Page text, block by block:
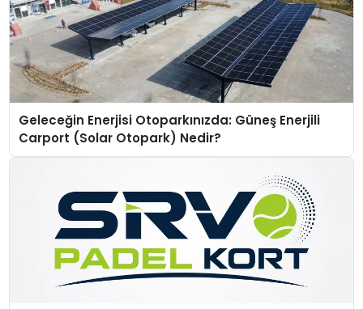
Geleceğin Enerjisi Otoparkınızda: Güneş Enerjili
Carport (Solar Otopark) Nedir?